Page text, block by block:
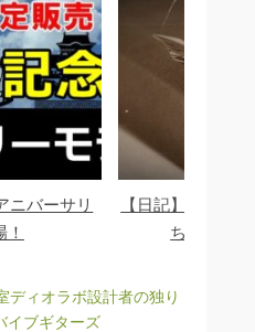
ニバーサリ
【日記】音の苦
ちり対応
ディオラボ設計者の独り
イブギターズ